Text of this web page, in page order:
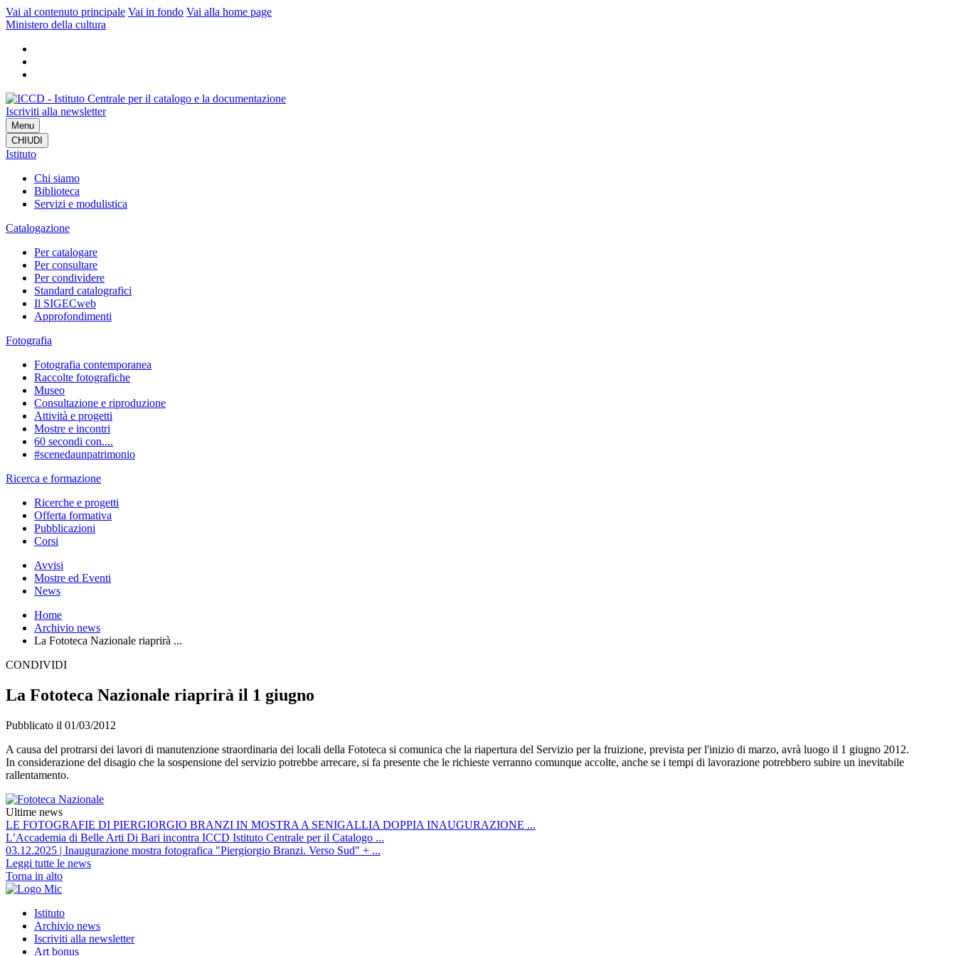
Vai al contenuto principale Vai in fondo Vai alla home page
Ministero della cultura
Iscriviti alla newsletter
Menu
CHIUDI
Istituto
Chi siamo
Biblioteca
Servizi e modulistica
Catalogazione
Per catalogare
Per consultare
Per condividere
Standard catalografici
Il SIGECweb
Approfondimenti
Fotografia
Fotografia contemporanea
Raccolte fotografiche
Museo
Consultazione e riproduzione
Attività e progetti
Mostre e incontri
60 secondi con....
#scenedaunpatrimonio
Ricerca e formazione
Ricerche e progetti
Offerta formativa
Pubblicazioni
Corsi
Avvisi
Mostre ed Eventi
News
Home
Archivio news
La Fototeca Nazionale riaprirà ...
CONDIVIDI
La Fototeca Nazionale riaprirà il 1 giugno
Pubblicato il 01/03/2012
A causa del protrarsi dei lavori di manutenzione straordinaria dei locali della Fototeca si comunica che la riapertura del Servizio per la fruizione, prevista per l'inizio di marzo, avrà luogo il 1 giugno 2012.
In considerazione del disagio che la sospensione del servizio potrebbe arrecare, si fa presente che le richieste verranno comunque accolte, anche se i tempi di lavorazione potrebbero subire un inevitabile
rallentamento.
Ultime news
LE FOTOGRAFIE DI PIERGIORGIO BRANZI IN MOSTRA A SENIGALLIA DOPPIA INAUGURAZIONE ...
L’Accademia di Belle Arti Di Bari incontra ICCD Istituto Centrale per il Catalogo ...
03.12.2025 | Inaugurazione mostra fotografica "Piergiorgio Branzi. Verso Sud" + ...
Leggi tutte le news
Torna in alto
Istituto
Archivio news
Iscriviti alla newsletter
Art bonus